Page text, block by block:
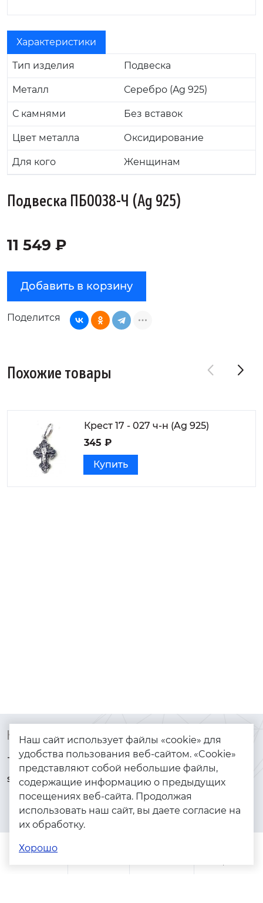
Характеристики
Тип изделия Подвеска
Металл Серебро (Ag 925)
С камнями Без вставок
Цвет металла Оксидирование
Для кого Женщинам
Подвеска ПБ0038-Ч (Ag 925)
11 549 ₽
Добавить в корзину
Поделится
Похожие товары
Крест 17 - 027 ч-н (Ag 925)
345 ₽
Купить
Контакты
+7 (925) 144-64-73
serebryanyye.grani@mail.ru
Каталог
Браслеты
Золото
Серебро
Помощь
Наш сайт использует файлы «cookie» для
удобства пользования веб-сайтом. «Cookie»
представляют собой небольшие файлы,
содержащие информацию о предыдущих
посещениях веб-сайта. Продолжая
использовать наш сайт, вы даете согласие на
их обработку.
Хорошо